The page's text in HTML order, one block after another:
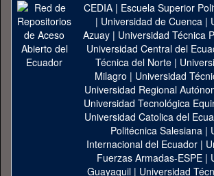
CEDIA| Escuela Superior
| Universidad de Cuenca|
Azuay| Universidad Técnica
Universidad Central del
Técnica del Norte |
Milagro | Universidad
Universidad Regional
Universidad Tecnológica
Universidad Catolica del
Politécnica Salesiana |
Internacional del Ecuador |
Fuerzas Armadas-ESPE |
Guayaquil| Universidad